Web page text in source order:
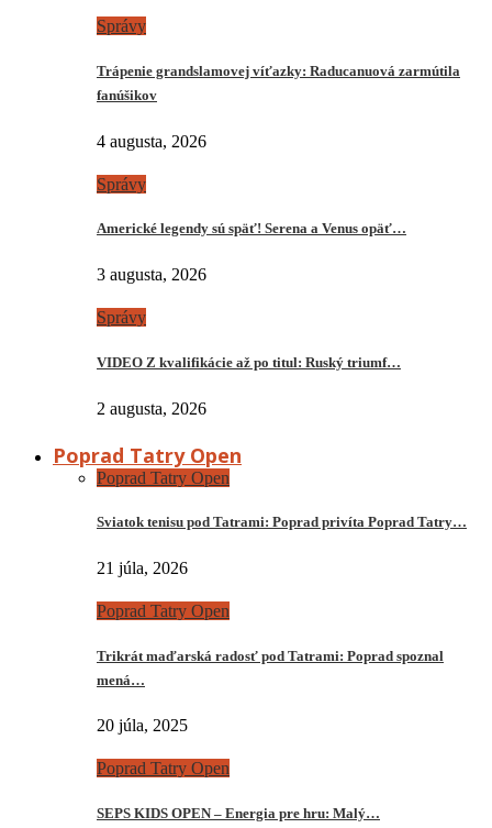
Správy
Trápenie grandslamovej víťazky: Raducanuová zarmútila
fanúšikov
4 augusta, 2026
Správy
Americké legendy sú späť! Serena a Venus opäť…
3 augusta, 2026
Správy
VIDEO Z kvalifikácie až po titul: Ruský triumf…
2 augusta, 2026
Poprad Tatry Open
Poprad Tatry Open
Sviatok tenisu pod Tatrami: Poprad privíta Poprad Tatry…
21 júla, 2026
Poprad Tatry Open
Trikrát maďarská radosť pod Tatrami: Poprad spoznal
mená…
20 júla, 2025
Poprad Tatry Open
SEPS KIDS OPEN – Energia pre hru: Malý…